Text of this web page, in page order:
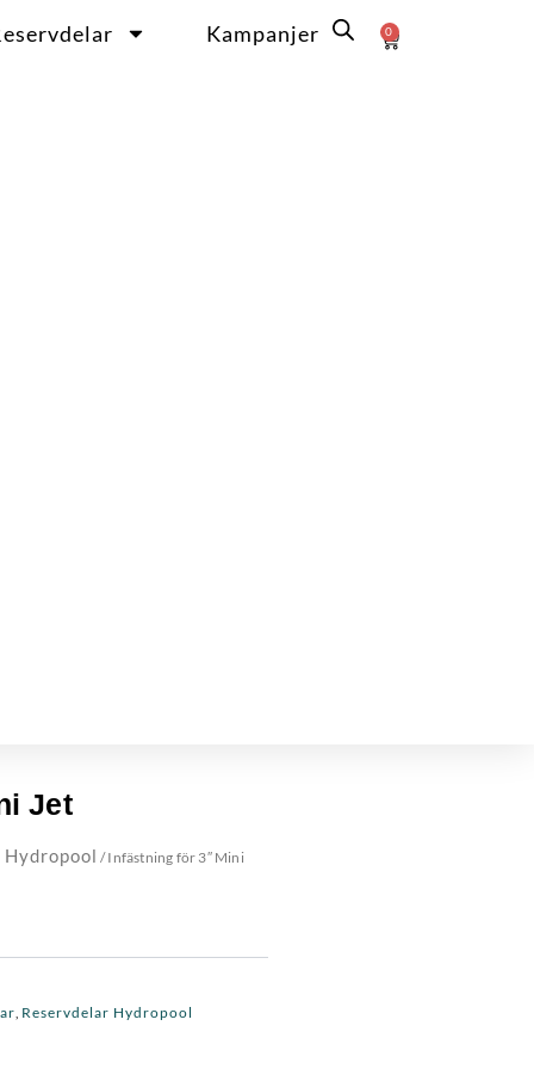
Kampanjer 0
Varukorg
Jet
/ Infästning för 3″ Mini
Reservdelar Hydropool